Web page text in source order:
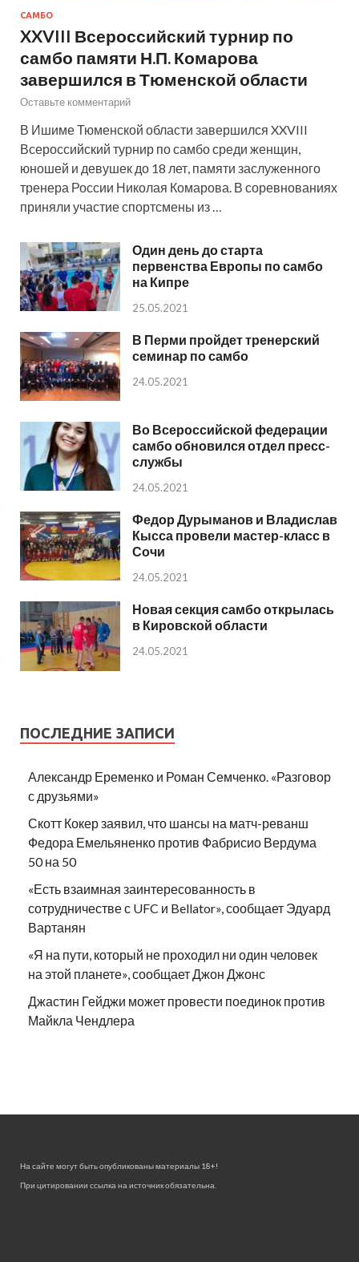
САМБО
XXVIII Всероссийский турнир по
самбо памяти Н.П. Комарова
завершился в Тюменской области
Оставьте комментарий
В Ишиме Тюменской области завершился XXVIII
Всероссийский турнир по самбо среди женщин,
юношей и девушек до 18 лет, памяти заслуженного
тренера России Николая Комарова. В соревнованиях
приняли участие спортсмены из …
Один день до старта
первенства Европы по самбо
на Кипре
25.05.2021
В Перми пройдет тренерский
семинар по самбо
24.05.2021
Во Всероссийской федерации
самбо обновился отдел пресс-
службы
24.05.2021
Федор Дурыманов и Владислав
Кысса провели мастер-класс в
Сочи
24.05.2021
Новая секция самбо открылась
в Кировской области
24.05.2021
ПОСЛЕДНИЕ ЗАПИСИ
Александр Еременко и Роман Семченко. «Разговор
с друзьями»
Скотт Кокер заявил, что шансы на матч-реванш
Федора Емельяненко против Фабрисио Вердума
50 на 50
«Есть взаимная заинтересованность в
сотрудничестве с UFC и Bellator», сообщает Эдуард
Вартанян
«Я на пути, который не проходил ни один человек
на этой планете», сообщает Джон Джонс
Джастин Гейджи может провести поединок против
Майкла Чендлера
На сайте могут быть опубликованы материалы 18+!
При цитировании ссылка на источник обязательна.